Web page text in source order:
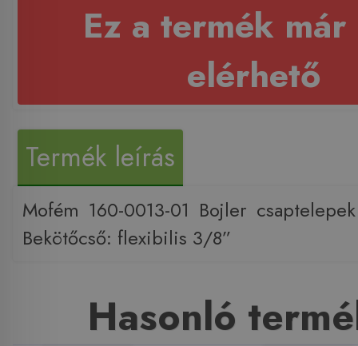
Ez a termék már
elérhető
Termék leírás
Mofém 160-0013-01 Bojler
Bekötőcső: flexibilis 3/8”
Hasonló